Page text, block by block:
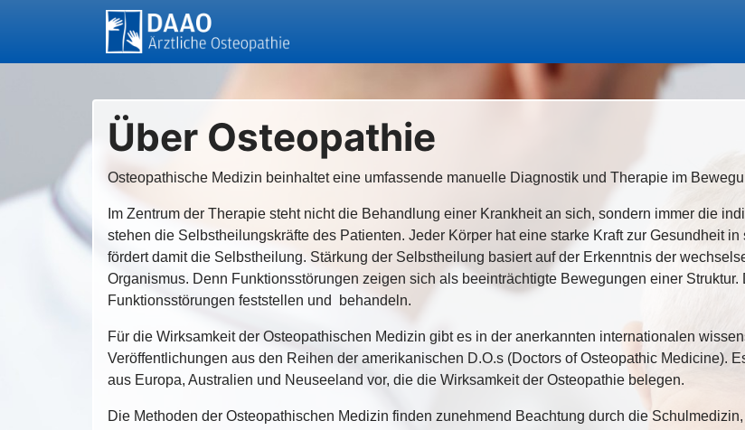
Über Osteopathie
Osteopathische Medizin beinhaltet eine umfassende manuelle Diagnostik und Therapie im
Im Zentrum der Therapie steht nicht die Behandlung einer Krankheit an sich, sondern immer die
stehen die Selbstheilungskräfte des Patienten. Jeder Körper hat eine starke Kraft zur Gesundheit
fördert damit die Selbstheilung. Stärkung der Selbstheilung basiert auf der Erkenntnis der
Organismus. Denn Funktionsstörungen zeigen sich als beeinträchtigte Bewegungen einer
Funktionsstörungen feststellen und behandeln.
Für die Wirksamkeit der Osteopathischen Medizin gibt es in der anerkannten internationalen
Veröffentlichungen aus den Reihen der amerikanischen D.O.s (Doctors of Osteopathic Medicine).
aus Europa, Australien und Neuseeland vor, die die Wirksamkeit der Osteopathie belegen.
Die Methoden der Osteopathischen Medizin finden zunehmend Beachtung durch die